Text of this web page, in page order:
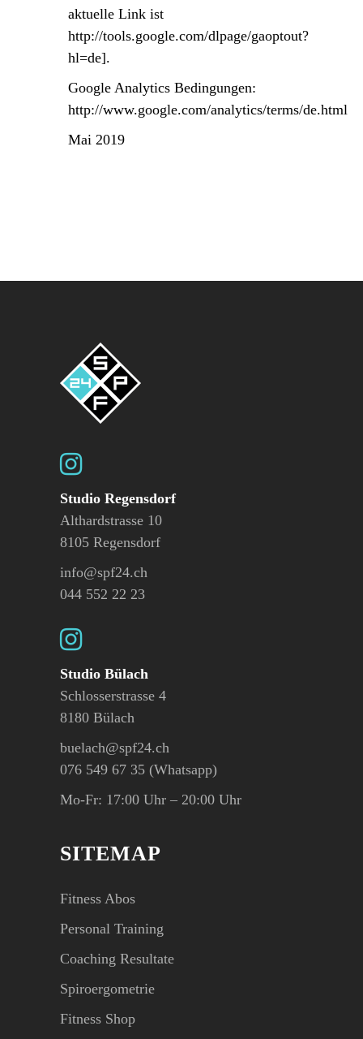
aktuelle Link ist
http://tools.google.com/dlpage/gaoptout?
hl=de].
Google Analytics Bedingungen:
http://www.google.com/analytics/terms/de.html
Mai 2019
Studio Regensdorf
Althardstrasse 10
8105 Regensdorf
info@spf24.ch
044 552 22 23
Studio Bülach
Schlosserstrasse 4
8180 Bülach
buelach@spf24.ch
076 549 67 35 (Whatsapp)
Mo-Fr: 17:00 Uhr – 20:00 Uhr
SITEMAP
Fitness Abos
Personal Training
Coaching Resultate
Spiroergometrie
Fitness Shop